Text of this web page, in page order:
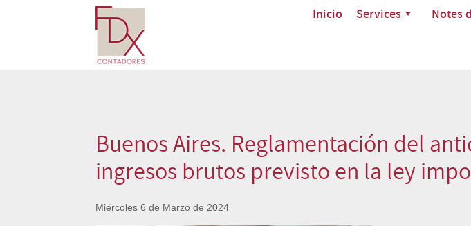
Inicio Services Notes
Buenos Aires. Reglamentación del
ingresos brutos previsto en la ley
Miércoles 6 de Marzo de 2024